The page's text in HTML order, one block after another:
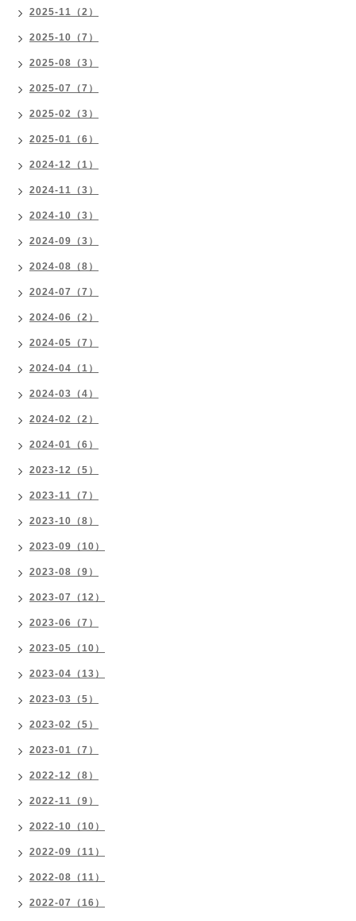
2025-11（2）
2025-10（7）
2025-08（3）
2025-07（7）
2025-02（3）
2025-01（6）
2024-12（1）
2024-11（3）
2024-10（3）
2024-09（3）
2024-08（8）
2024-07（7）
2024-06（2）
2024-05（7）
2024-04（1）
2024-03（4）
2024-02（2）
2024-01（6）
2023-12（5）
2023-11（7）
2023-10（8）
2023-09（10）
2023-08（9）
2023-07（12）
2023-06（7）
2023-05（10）
2023-04（13）
2023-03（5）
2023-02（5）
2023-01（7）
2022-12（8）
2022-11（9）
2022-10（10）
2022-09（11）
2022-08（11）
2022-07（16）